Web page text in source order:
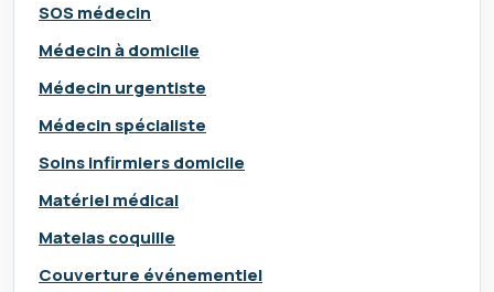
SOS médecin
Médecin à domicile
Médecin urgentiste
Médecin spécialiste
Soins infirmiers domicile
Matériel médical
Matelas coquille
Couverture événementiel